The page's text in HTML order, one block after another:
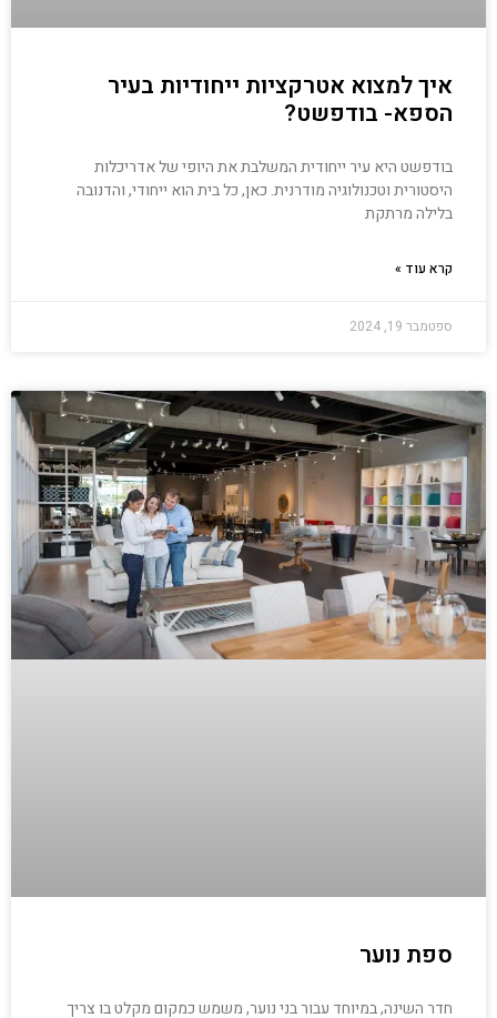
איך למצוא אטרקציות ייחודיות בעיר
הספא- בודפשט?
בודפשט היא עיר ייחודית המשלבת את היופי של אדריכלות
היסטורית וטכנולוגיה מודרנית. כאן, כל בית הוא ייחודי, והדנובה
בלילה מרתקת
קרא עוד »
ספטמבר 19, 2024
ספת נוער
חדר השינה, במיוחד עבור בני נוער, משמש כמקום מקלט בו צריך